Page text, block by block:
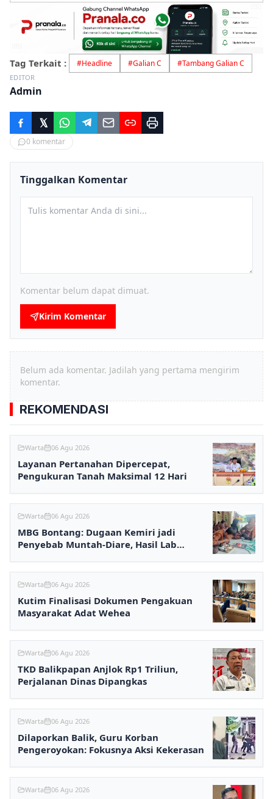
Tag Terkait : #Headline #Galian C #Tambang Galian C
EDITOR
Admin
0 komentar
Tinggalkan Komentar
Komentar belum dapat dimuat.
Kirim Komentar
Belum ada komentar. Jadilah yang pertama mengirim
komentar.
REKOMENDASI
Warta 06 Agu 2026
Layanan Pertanahan Dipercepat,
Pengukuran Tanah Maksimal 12 Hari
Warta 06 Agu 2026
MBG Bontang: Dugaan Kemiri jadi
Penyebab Muntah-Diare, Hasil Lab
Warta 06 Agu 2026
Kutim Finalisasi Dokumen Pengakuan
Masyarakat Adat Wehea
Warta 06 Agu 2026
TKD Balikpapan Anjlok Rp1 Triliun,
Perjalanan Dinas Dipangkas
Warta 06 Agu 2026
Dilaporkan Balik, Guru Korban
Pengeroyokan: Fokusnya Aksi Kekerasan
Warta 06 Agu 2026